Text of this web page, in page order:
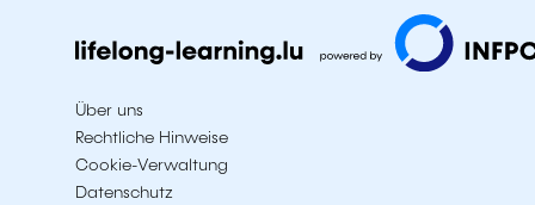
Über uns
Rechtliche Hinweise
Cookie-Verwaltung
Datenschutz